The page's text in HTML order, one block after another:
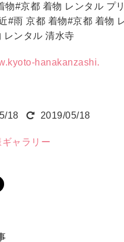
物#京都 着物 レンタル プ
#雨 京都 着物#京都 着物
レンタル 清水寺
hanakanzashi.
18 2019/05/18
ギャラリー